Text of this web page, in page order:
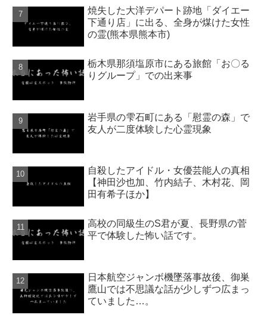
焼失した大洋デパート跡地「ダイエー
下通り店」に出る、全身が煤けた女性
の霊(熊本県熊本市)
栃木県那須塩原市にある旅館「お〇る
りグループ」での出来事
岩手県の雫石町にある「慰霊の森」で
友人が二度体験した心霊現象
自殺したアイドル・女優芸能人の真相
【神田沙也加、竹内結子、木村花、岡
田有希子ほか】
高校の同級生のS君が夏、長野県の菅
平で体験した怖い話です。
日本航空ジャンボ機墜落事故後、御巣
鷹山では不思議な話が少しずつ広まっ
ていました…。